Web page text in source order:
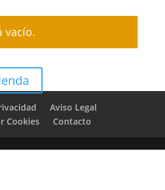
vacío.
Aviso Legal
Cookies
Contacto